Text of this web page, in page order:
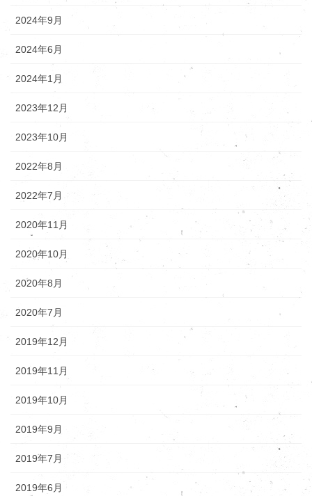
2024年9月
2024年6月
2024年1月
2023年12月
2023年10月
2022年8月
2022年7月
2020年11月
2020年10月
2020年8月
2020年7月
2019年12月
2019年11月
2019年10月
2019年9月
2019年7月
2019年6月